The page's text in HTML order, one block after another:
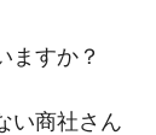
すか？
い商社さん